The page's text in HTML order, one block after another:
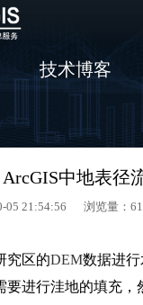
技术博客
ArcGIS中地表径
05 21:54:56 浏览量：
究区的DEM数据进
要进行洼地的填充，